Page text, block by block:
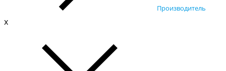
Производитель
x